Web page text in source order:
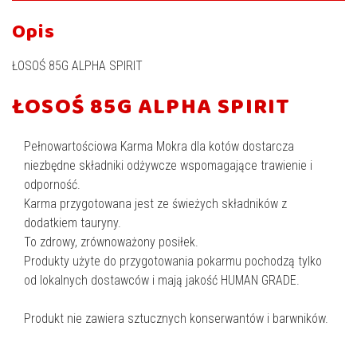
Opis
ŁOSOŚ 85G ALPHA SPIRIT
ŁOSOŚ 85G ALPHA SPIRIT
Pełnowartościowa Karma Mokra dla kotów dostarcza
niezbędne składniki odżywcze wspomagające trawienie i
odporność.
Karma przygotowana jest ze świeżych składników z
dodatkiem tauryny.
To zdrowy, zrównoważony posiłek.
Produkty użyte do przygotowania pokarmu pochodzą tylko
od lokalnych dostawców i mają jakość HUMAN GRADE.
Produkt nie zawiera sztucznych konserwantów i barwników.